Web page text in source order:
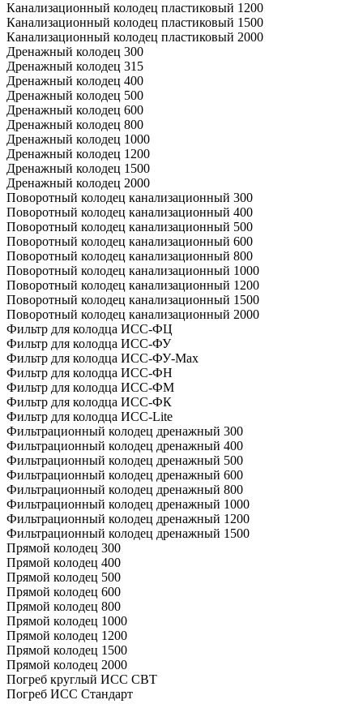
Канализационный колодец пластиковый 1200
Канализационный колодец пластиковый 1500
Канализационный колодец пластиковый 2000
Дренажный колодец 300
Дренажный колодец 315
Дренажный колодец 400
Дренажный колодец 500
Дренажный колодец 600
Дренажный колодец 800
Дренажный колодец 1000
Дренажный колодец 1200
Дренажный колодец 1500
Дренажный колодец 2000
Поворотный колодец канализационный 300
Поворотный колодец канализационный 400
Поворотный колодец канализационный 500
Поворотный колодец канализационный 600
Поворотный колодец канализационный 800
Поворотный колодец канализационный 1000
Поворотный колодец канализационный 1200
Поворотный колодец канализационный 1500
Поворотный колодец канализационный 2000
Фильтр для колодца ИСС-ФЦ
Фильтр для колодца ИСС-ФУ
Фильтр для колодца ИСС-ФУ-Мах
Фильтр для колодца ИСС-ФН
Фильтр для колодца ИСС-ФМ
Фильтр для колодца ИСС-ФК
Фильтр для колодца ИСС-Lite
Фильтрационный колодец дренажный 300
Фильтрационный колодец дренажный 400
Фильтрационный колодец дренажный 500
Фильтрационный колодец дренажный 600
Фильтрационный колодец дренажный 800
Фильтрационный колодец дренажный 1000
Фильтрационный колодец дренажный 1200
Фильтрационный колодец дренажный 1500
Прямой колодец 300
Прямой колодец 400
Прямой колодец 500
Прямой колодец 600
Прямой колодец 800
Прямой колодец 1000
Прямой колодец 1200
Прямой колодец 1500
Прямой колодец 2000
Погреб круглый ИСС СВТ
Погреб ИСС Стандарт